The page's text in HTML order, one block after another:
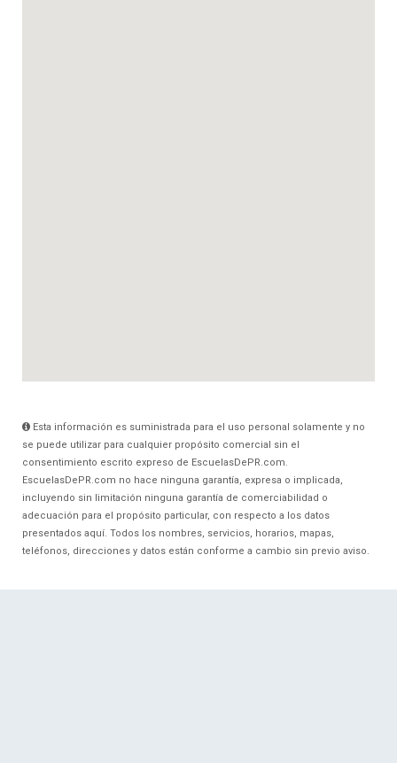
Esta información es suministrada para el uso personal solamente y no
se puede utilizar para cualquier propósito comercial sin el
consentimiento escrito expreso de EscuelasDePR.com.
EscuelasDePR.com no hace ninguna garantía, expresa o implicada,
incluyendo sin limitación ninguna garantía de comerciabilidad o
adecuación para el propósito particular, con respecto a los datos
presentados aquí. Todos los nombres, servicios, horarios, mapas,
teléfonos, direcciones y datos están conforme a cambio sin previo aviso.